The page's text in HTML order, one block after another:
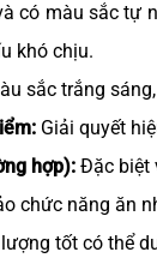
có màu sắc tự
khó chịu.
sắc trắng
Giải quyết
hợp):Đặc biệt
chức năng ăn
tốt có thể